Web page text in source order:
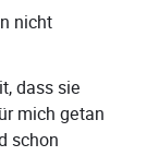
nicht
dass sie
mich getan
schon